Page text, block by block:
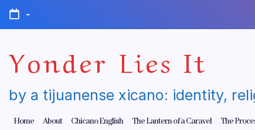
Skip
content
-
Yonder Lies It
by a tijuanense xicano: identity,
Home About Chicano English The Lantern of a Caravel The